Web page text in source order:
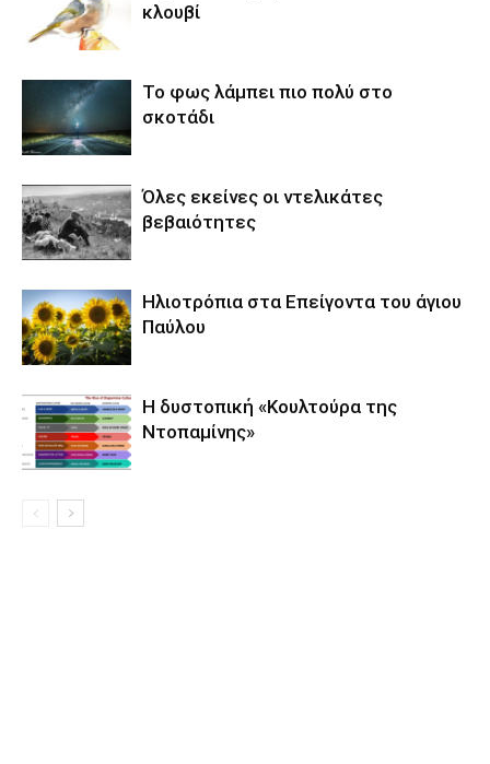
κλουβί
Το φως λάμπει πιο πολύ στο
σκοτάδι
Όλες εκείνες οι ντελικάτες
βεβαιότητες
Ηλιοτρόπια στα Επείγοντα του άγιου
Παύλου
Η δυστοπική «Κουλτούρα της
Ντοπαμίνης»